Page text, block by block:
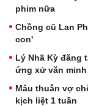
phim nữa
Chồng cũ Lan
con'
Lý Nhã Kỳ đăng
ứng xử văn
Mâu thuẫn vợ
kịch liệt 1 tuần